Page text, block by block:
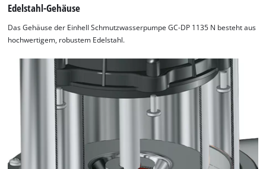
Edelstahl-Gehäuse
Das Gehäuse der Einhell Schmutzwasserpumpe GC-DP 1135 N besteht aus
hochwertigem, robustem Edelstahl.